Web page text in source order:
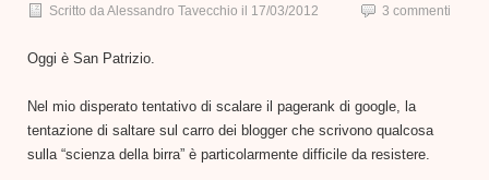
Scritto daAlessandro Tavecchio il 17/03/2012 3 commenti
Oggi è San Patrizio.
Nel mio disperato tentativo di scalare il pagerank di google, la
tentazione di saltare sul carro dei blogger che scrivono qualcosa
sulla “scienza della birra” è particolarmente difficile da resistere.